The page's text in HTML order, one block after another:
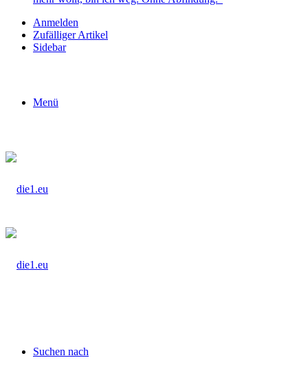
Anmelden
Zufälliger Artikel
Sidebar
Menü
Suchen nach